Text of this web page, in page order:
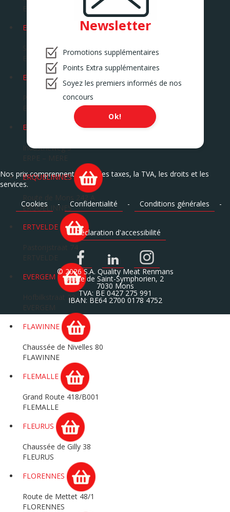
EKE
Savaanstraat 5
ENGHIEN
Pavé de Soignies 87
ERPEMERE
Industrieweg 3
ERQUELINNES
ERQUELINNES
ERTVELDE
EVERGEM
Hofbilkstraat 23
FLAWINNE
Chaussée de Nivelles 80
FLAWINNE
FLEMALLE
Grand Route 418/B001
FLEMALLE
FLEURUS
Chaussée de Gilly 38
FLEURUS
FLORENNES
Route de Mettet 48/1
FLORENNES
Newsletter
Promotions supplémentaires
Points Extra supplémentaires
Soyez les premiers informés de nos
concours
Ok!
Nos prix comprennent toutes les taxes, la TVA, les droits et les
services.
Cookies
- Confidentialité - Conditions générales -
Déclaration d'accessibilité
© 2026 S.A. Quality Meat Renmans
Place de Saint-Symphorien, 2
7030 Mons
TVA: BE 0427 275 991
IBAN: BE64 2700 0178 4752